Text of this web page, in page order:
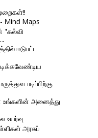
Mind Maps
"கல்வி
ஈடுபட்ட
படிப்பிற்கு
உங்களின் அனைத்து
உயர்வு
அரசுப்